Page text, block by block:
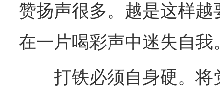
赞扬声很多。越是这样
在一片喝彩声中迷失自我
打铁必须自身硬。将